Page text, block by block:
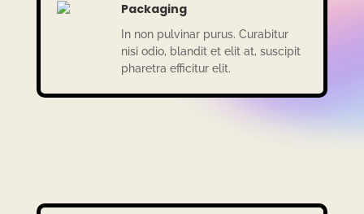
Packaging
In non pulvi­nar purus. Cura­bi­tur
nisi odio, blan­dit et elit at, susci­pit
phare­tra effi­ci­tur elit.